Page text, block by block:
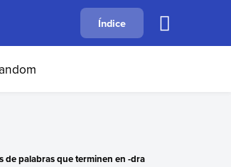
B C F
Índice
de palabras que terminen en -dra